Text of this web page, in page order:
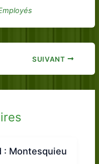
SUIVANT
: Montesquieu